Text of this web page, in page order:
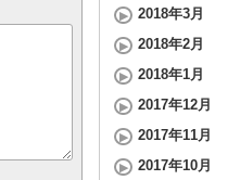
2018年3月
2018年2月
2018年1月
2017年12月
2017年11月
2017年10月